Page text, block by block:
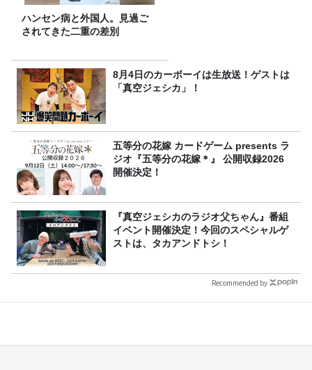
ハンセン病と外国人。見過ご
されてきた二重の差別
8月4日のカーボーイは生放送！ゲストは
「真空ジェシカ」！
五等分の花嫁 カードゲーム presents ラ
ジオ『五等分の花嫁＊』 公開収録2026
開催決定！
『真空ジェシカのラジオ父ちゃん』番組
イベント開催決定！今回のスペシャルゲ
ストは、タカアンドトシ！
Recommended by